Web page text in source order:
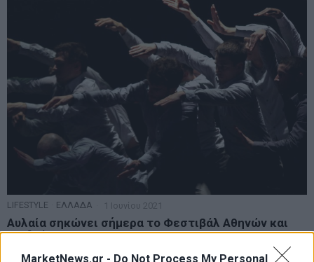
MarketNews.gr - Do Not Process My Personal
LIFESTYLE ΕΛΛΑΔΑ 1 Ιουνίου 2021
Αυλαία σηκώνει σήμερα το Φεστιβάλ Αθηνών και
Επιδαύρου
Με περισσότερες από 80 παραγωγές, που δίνουν προτεραιότητα